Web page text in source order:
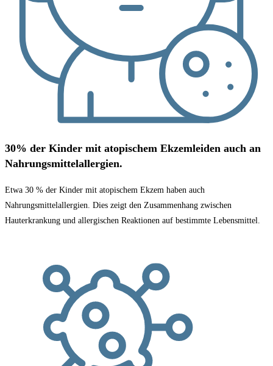
30% der Kinder mit atopischem Ekzemleiden auch an
Nahrungsmittelallergien.
Etwa 30 % der Kinder mit atopischem Ekzem haben auch
Nahrungsmittelallergien. Dies zeigt den Zusammenhang zwischen
Hauterkrankung und allergischen Reaktionen auf bestimmte Lebensmittel.